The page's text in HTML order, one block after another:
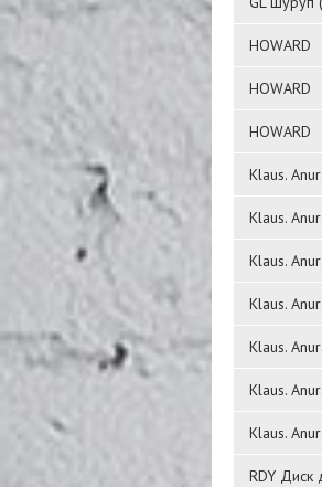
HOWARD
HOWARD
HOWARD
Klaus.
Klaus.
Klaus.
Klaus.
Klaus.
Klaus.
Klaus.
RDY Диск